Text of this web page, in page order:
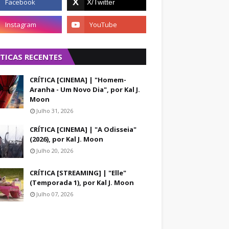
RECENTES
CRÍTICA [CINEMA] | "Homem-
Aranha - Um Novo Dia", por Kal J.
Moon
Julho 31, 2026
CRÍTICA [CINEMA] | "A Odisseia"
(2026), por Kal J. Moon
Julho 20, 2026
CRÍTICA [STREAMING] | "Elle"
(Temporada 1), por Kal J. Moon
Julho 07, 2026